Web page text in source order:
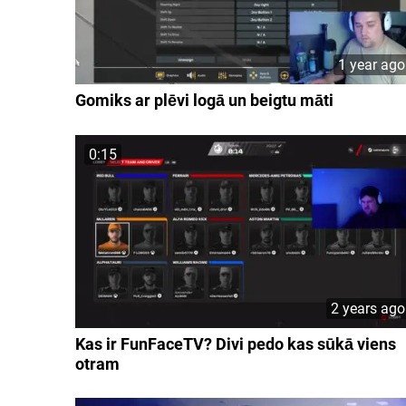
1 year ago
Gomiks ar plēvi logā un beigtu māti
0:15
2 years ago
Kas ir FunFaceTV? Divi pedo kas sūkā viens
otram